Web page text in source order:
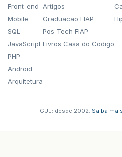
Front-end
Mobile
SQL
JavaScript
PHP
Android
Arquitetura
Artigos
Graduacao FIAP
Pos-Tech FIAP
Livros Casa do Codigo
GUJ: desde 2002. Saiba